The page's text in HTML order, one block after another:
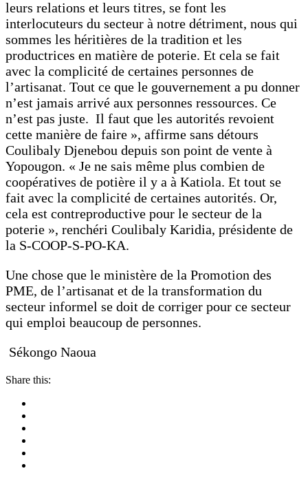
leurs relations et leurs titres, se font les
interlocuteurs du secteur à notre détriment, nous qui
sommes les héritières de la tradition et les
productrices en matière de poterie. Et cela se fait
avec la complicité de certaines personnes de
l’artisanat. Tout ce que le gouvernement a pu donner
n’est jamais arrivé aux personnes ressources. Ce
n’est pas juste. Il faut que les autorités revoient
cette manière de faire », affirme sans détours
Coulibaly Djenebou depuis son point de vente à
Yopougon. « Je ne sais même plus combien de
coopératives de potière il y a à Katiola. Et tout se
fait avec la complicité de certaines autorités. Or,
cela est contreproductive pour le secteur de la
poterie », renchéri Coulibaly Karidia, présidente de
la S-COOP-S-PO-KA.
Une chose que le ministère de la Promotion des
PME, de l’artisanat et de la transformation du
secteur informel se doit de corriger pour ce secteur
qui emploi beaucoup de personnes.
Sékongo Naoua
Share this: